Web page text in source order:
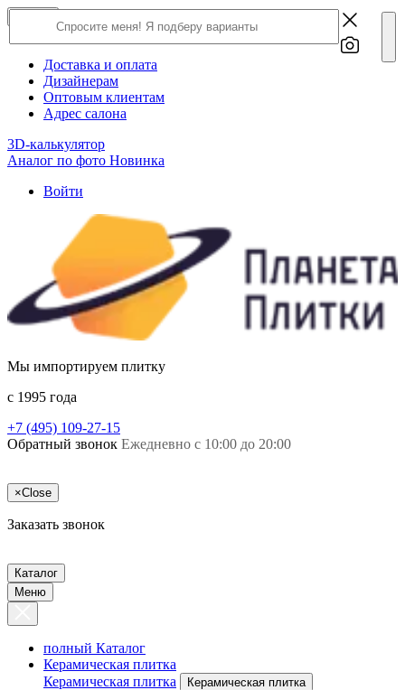
О компании
Доставка и оплата
Дизайнерам
Оптовым клиентам
Адрес салона
3D-калькулятор
Аналог по фото Новинка
Войти
Мы импортируем плитку
c 1995 года
+7 (495) 109-27-15
Обратный звонок Ежедневно с 10:00 до 20:00
×Close
Заказать звонок
Каталог
Меню
полный Каталог
Керамическая плитка
Керамическая плитка
Керамическая плитка